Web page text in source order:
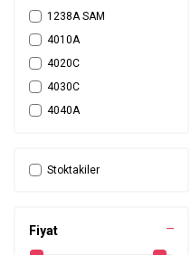
1238A SAM
4010A
4020C
4030C
4040A
8010
Stoktakiler
Fiyat